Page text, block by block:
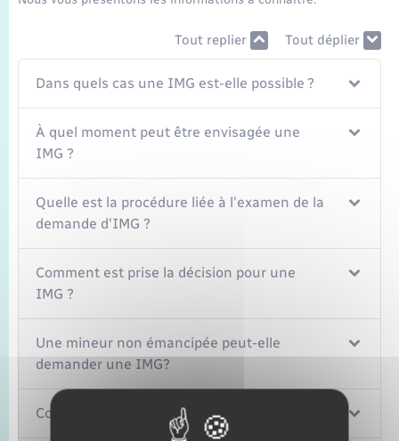
Tout replier Tout déplier
Dans quels cas une IMG est-elle possible ?
À quel moment peut être envisagée une
IMG ?
Quelle est la procédure liée à l'examen de la
demande d'IMG ?
Comment est prise la décision pour une
IMG ?
Une mineur non émancipée peut-elle
demander une IMG?
Comment se déroule une IMG ?